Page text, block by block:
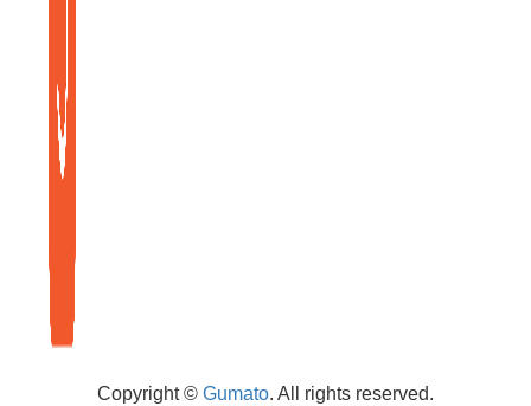
Copyright© Gumato. All rights reserved.